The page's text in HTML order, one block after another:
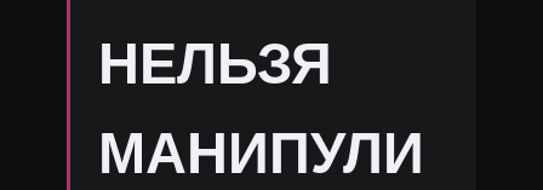
НЕЛЬЗЯ
МАНИПУЛИ